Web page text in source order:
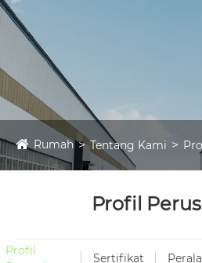
Rumah Tentang Kami
Profil
Profil
Sertifikat